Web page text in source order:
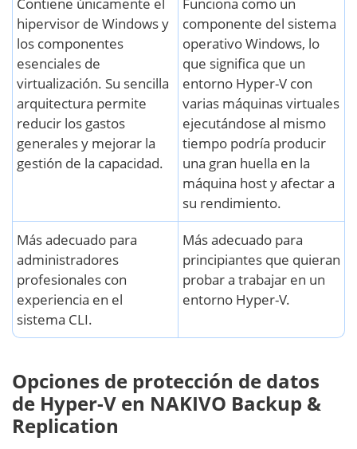
hipervisor de Windows y
los componentes
esenciales de
virtualización. Su sencilla
arquitectura permite
reducir los gastos
generales y mejorar la
gestión de la capacidad.
componente del sistema
operativo Windows, lo
que significa que un
entorno Hyper-V con
varias máquinas virtuales
ejecutándose al mismo
tiempo podría producir
una gran huella en la
máquina host y afectar a
su rendimiento.
Más adecuado para
administradores
profesionales con
experiencia en el
sistema CLI.
Más adecuado para
principiantes que quieran
probar a trabajar en un
entorno Hyper-V.
Opciones de protección de datos
de Hyper-V en NAKIVO Backup &
Replication